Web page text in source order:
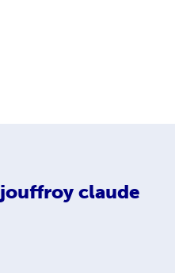
jouffroy claude